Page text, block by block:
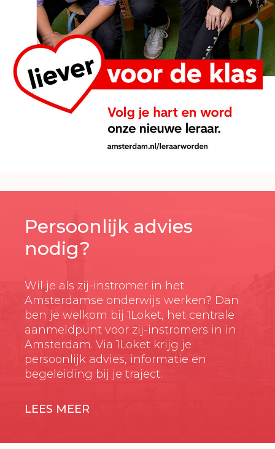
Persoonlijk advies
nodig?
Wil je als zij-instromer in het
Amsterdamse onderwijs werken? Dan
ben je welkom bij 1Loket, het centrale
aanmeldpunt voor zij-instromers in in
Amsterdam. Via 1Loket krijg je
persoonlijk advies, informatie en
begeleiding bij je traject.
LEES MEER